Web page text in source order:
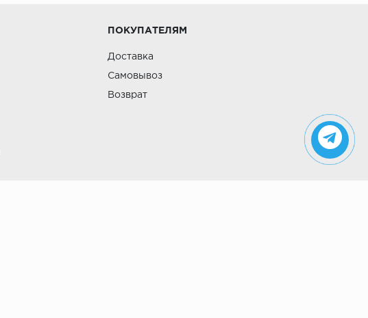
ПОКУПАТЕЛЯМ
Доставка
Самовывоз
Возврат